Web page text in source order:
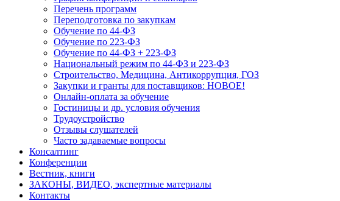
Перечень программ
Переподготовка по закупкам
Обучение по 44-ФЗ
Обучение по 223-ФЗ
Обучение по 44-ФЗ + 223-ФЗ
Национальный режим по 44-ФЗ и 223-ФЗ
Строительство, Медицина, Антикоррупция, ГОЗ
Закупки и гранты для поставщиков: НОВОЕ!
Онлайн-оплата за обучение
Гостиницы и др. условия обучения
Трудоустройство
Отзывы слушателей
Часто задаваемые вопросы
Консалтинг
Конференции
Вестник, книги
ЗАКОНЫ, ВИДЕО, экспертные материалы
Контакты